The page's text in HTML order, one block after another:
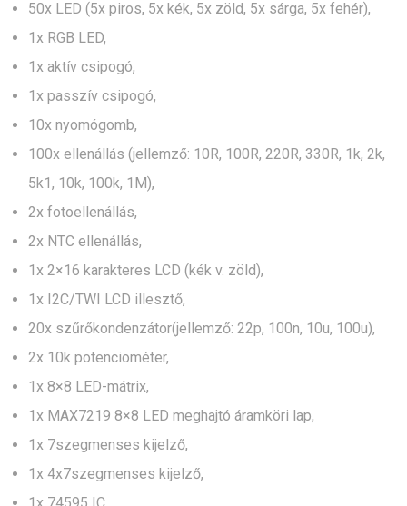
50x LED (5x piros, 5x kék, 5x zöld, 5x sárga, 5x fehér),
1x RGB LED,
1x aktív csipogó,
1x passzív csipogó,
10x nyomógomb,
100x ellenállás (jellemző: 10R, 100R, 220R, 330R, 1k, 2k,
5k1, 10k, 100k, 1M),
2x fotoellenállás,
2x NTC ellenállás,
1x 2×16 karakteres LCD (kék v. zöld),
1x I2C/TWI LCD illesztő,
20x szűrőkondenzátor(jellemző: 22p, 100n, 10u, 100u),
2x 10k potenciométer,
1x 8×8 LED-mátrix,
1x MAX7219 8×8 LED meghajtó áramköri lap,
1x 7szegmenses kijelző,
1x 4x7szegmenses kijelző,